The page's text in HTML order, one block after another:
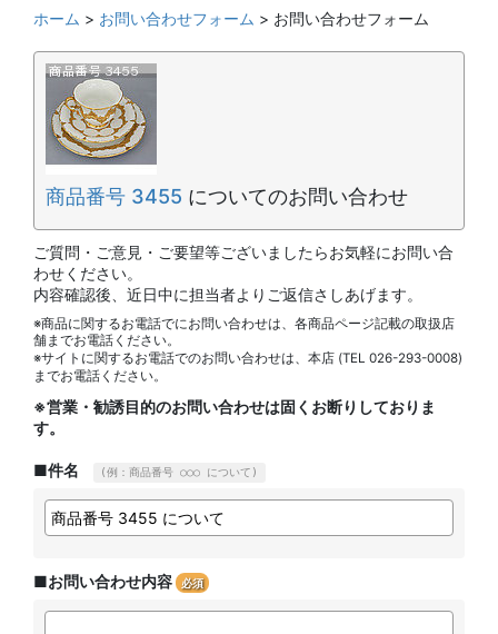
ホーム > お問い合わせフォーム > お問い合わせフォーム
商品番号 3455 についてのお問い合わせ
ご質問・ご意見・ご要望等ございましたらお気軽にお問い合
わせください。
内容確認後、近日中に担当者よりご返信さしあげます。
※商品に関するお電話でにお問い合わせは、各商品ページ記載の取扱店
舗までお電話ください。
※サイトに関するお電話でのお問い合わせは、本店 (TEL 026-293-0008)
までお電話ください。
※営業・勧誘目的のお問い合わせは固くお断りしておりま
す。
■件名 (例：商品番号 ○○○ について)
■お問い合わせ内容 必須